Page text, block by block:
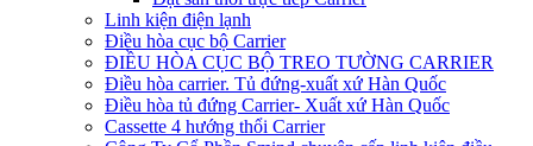
Linh kiện điện lạnh
Điều hòa cục bộ Carrier
ĐIỀU HÒA CỤC BỘ TREO TƯỜNG CARRIER
Điều hòa carrier. Tủ đứng-xuất xứ Hàn Quốc
Điều hòa tủ đứng Carrier- Xuất xứ Hàn Quốc
Cassette 4 hướng thổi Carrier